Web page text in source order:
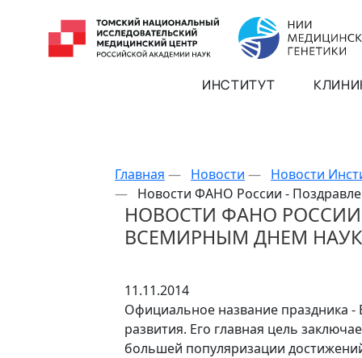
ИНСТИТУТ
Главная — Новости — Новости
— Новости ФАНО России -
НОВОСТИ ФАНО
ВСЕМИРНЫМ ДНЕМ
11.11.2014
Официальное название праздника
развития. Его главная цель
большей популяризации